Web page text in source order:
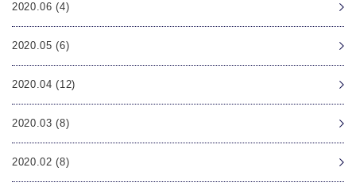
2020.06 (4)
2020.05 (6)
2020.04 (12)
2020.03 (8)
2020.02 (8)